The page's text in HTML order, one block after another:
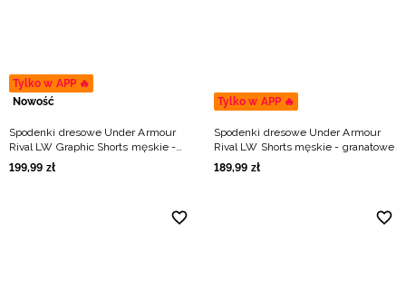
Tylko w APP 🔥
Nowość
Spodenki dresowe Under Armour
Rival LW Graphic Shorts męskie -
granatowe
199,99 zł
Tylko w APP 🔥
Spodenki dresowe Under Armour
Rival LW Shorts męskie - granatowe
189,99 zł
Słowacki / EUR
Ukraiński / UAH